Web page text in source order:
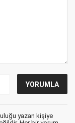
yazan kişiye